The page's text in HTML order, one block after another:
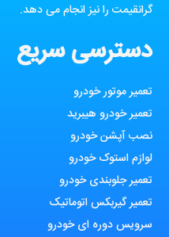
گرانقیمت را نیز انجام می دهد.
دسترسی سریع
تعمیر موتور خودرو
تعمیر خودرو هیبرید
نصب آپشن خودرو
لوازم استوک خودرو
تعمیر جلوبندی خودرو
تعمیر گیربکس اتوماتیک
سرویس دوره ای خودرو